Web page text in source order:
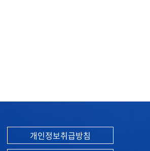
개인정보취급방침